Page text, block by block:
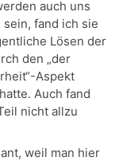
auch uns
fand ich sie
Lösen der
den „der
Aspekt
Auch fand
nicht allzu
weil man hier